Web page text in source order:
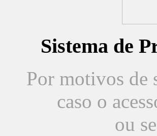
Sistema de
Por motivos de
caso o
ou